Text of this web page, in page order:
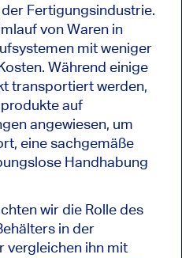
Fertigungsindustrie.
von Waren in
mit weniger
Während einige
transportiert werden,
auf
angewiesen, um
eine sachgemäße
Handhabung
wir die Rolle des
in der
vergleichen ihn mit